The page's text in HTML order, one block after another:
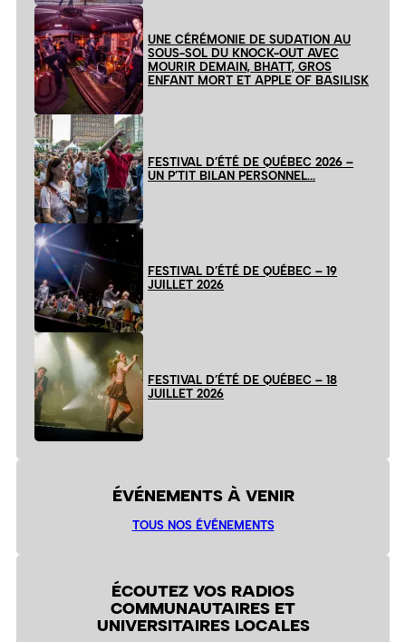
UNE CÉRÉMONIE DE SUDATION AU
SOUS-SOL DU KNOCK-OUT AVEC
MOURIR DEMAIN, BHATT, GROS
ENFANT MORT ET APPLE OF BASILISK
FESTIVAL D’ÉTÉ DE QUÉBEC 2026 –
UN P’TIT BILAN PERSONNEL…
FESTIVAL D’ÉTÉ DE QUÉBEC – 19
JUILLET 2026
FESTIVAL D’ÉTÉ DE QUÉBEC – 18
JUILLET 2026
ÉVÉNEMENTS À VENIR
TOUS NOS ÉVÉNEMENTS
ÉCOUTEZ VOS RADIOS
COMMUNAUTAIRES ET
UNIVERSITAIRES LOCALES